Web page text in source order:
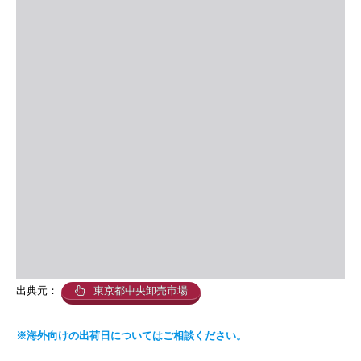
出典元： 東京都中央卸売市場
※海外向けの出荷日についてはご相談ください。